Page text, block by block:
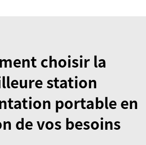
choisir la
station
portable en
de vos besoins